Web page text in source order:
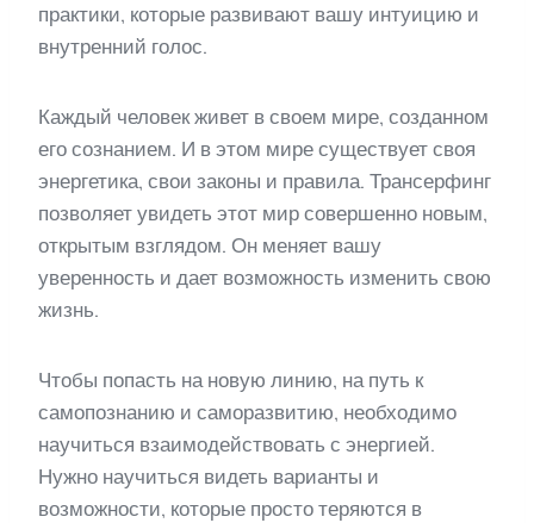
практики, которые развивают вашу интуицию и
внутренний голос.
Каждый человек живет в своем мире, созданном
его сознанием. И в этом мире существует своя
энергетика, свои законы и правила. Трансерфинг
позволяет увидеть этот мир совершенно новым,
открытым взглядом. Он меняет вашу
уверенность и дает возможность изменить свою
жизнь.
Чтобы попасть на новую линию, на путь к
самопознанию и саморазвитию, необходимо
научиться взаимодействовать с энергией.
Нужно научиться видеть варианты и
возможности, которые просто теряются в